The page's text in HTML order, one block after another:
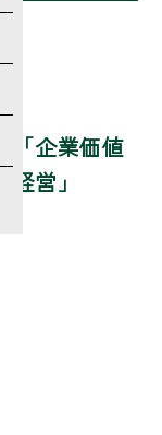
「企業価値
営」